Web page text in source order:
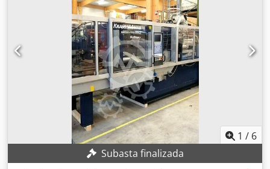
mm Altura mínima de instalación del molde: 320 mm
Altura máxima de instalación del molde: 730 mm
EQUIPAMIENTO EC100/A03 Nota: Al adquirir varios
artículos del mismo lugar (ver ofertas a continuación), se le
aplicarán los costes más bajos de desmontaje y carga.
1 / 6
Subasta finalizada